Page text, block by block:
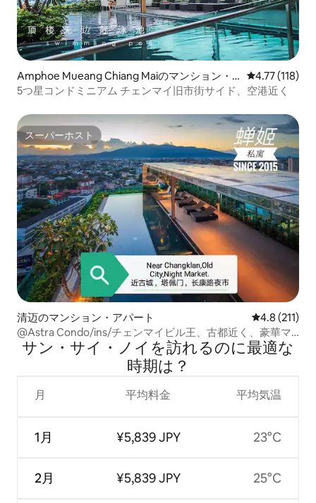
Amphoe Mueang Chiang Maiのマンション・
アパート
レビュー118
4.77 (118)
5つ星コンドミニアム チェンマイ旧市街サイド、空港近く
スーパーホスト
スーパーホスト
清迈のマンション・アパート レビュー211
4.8 (211)
@Astra Condo/ins/チェンマイビル王、古都近く、豪華マ
ンション、無料インフィニティプール、フィットネスルー
サン・サイ・ノイを訪⁠れ⁠るの⁠に最⁠適⁠な
時⁠期⁠は⁠？
月
1月
2月
平均料金
¥5,839 JPY
¥5,839 JPY
平均気温
23°C
25°C